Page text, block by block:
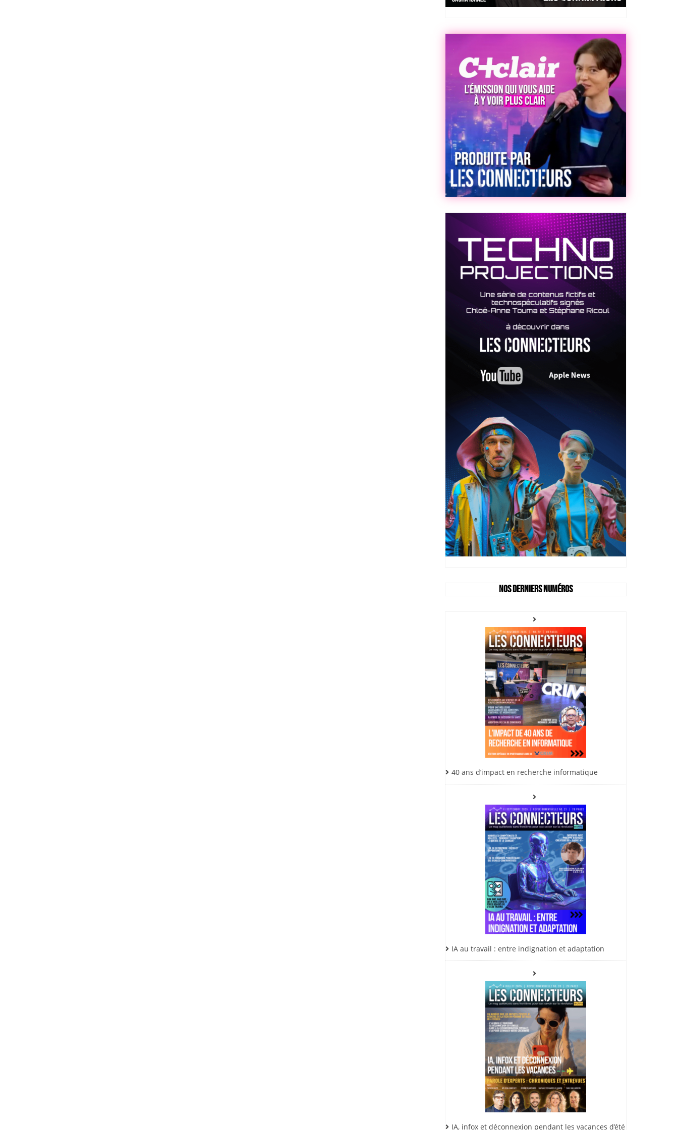
Nos derniers numéros
40 ans d’impact en recherche informatique
IA au travail : entre indignation et adaptation
IA, infox et déconnexion pendant les vacances d’été